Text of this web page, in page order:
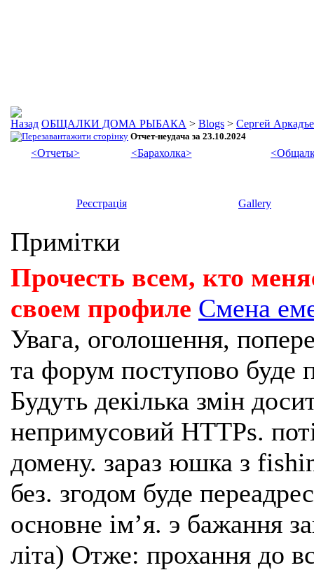
ОБЩАЛКИ ДОМА РЫБАКА > Blogs > Сергей
Отчет-неудача за 23.10.2024
<Отчеты> <Барахолка>
Реєстрація Gallery
Примітки
Прочесть всем, кто
своем профиле Смена
Увага, оголошення,
та форум поступово буде
Будуть декілька змін
непримусовий HTTPs.
домену. зараз юшка з
без. згодом буде
основне імʼя. э бажання
літа) Отже: прохання до